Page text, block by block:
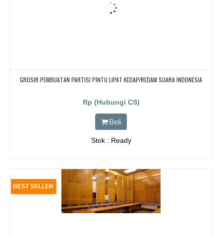
GROSIR PEMBUATAN PARTISI PINTU LIPAT KEDAP/REDAM SUARA INDONESIA
Rp (Hubungi CS)
Beli
Stok : Ready
BEST SELLER